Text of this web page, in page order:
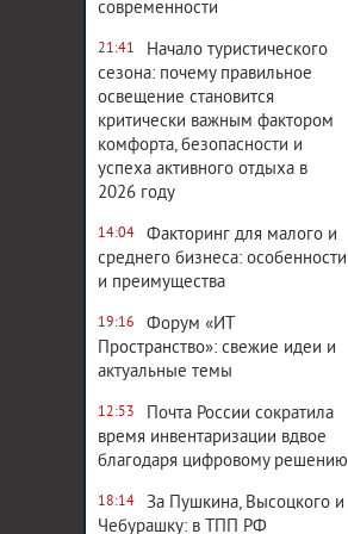
современности
21:41
Начало туристического
сезона: почему правильное
освещение становится
критически важным фактором
комфорта, безопасности и
успеха активного отдыха в
2026 году
14:04
Факторинг для малого и
среднего бизнеса: особенности
и преимущества
19:16
Форум «ИТ
Пространство»: свежие идеи и
актуальные темы
12:53
Почта России сократила
время инвентаризации вдвое
благодаря цифровому решению
18:14
За Пушкина, Высоцкого и
Чебурашку: в ТПП РФ